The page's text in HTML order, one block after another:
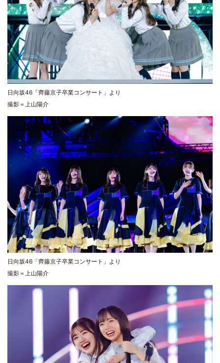
日向坂46「齊藤京子卒業コンサート」より
撮影＝上山陽介
日向坂46「齊藤京子卒業コンサート」より
撮影＝上山陽介